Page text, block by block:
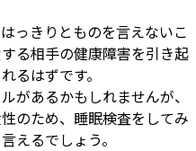
っきりとものを言えないこ
る相手の健康障害を引き起
るはずです。
があるかもしれませんが、
のため、睡眠検査をしてみ
えるでしょう。